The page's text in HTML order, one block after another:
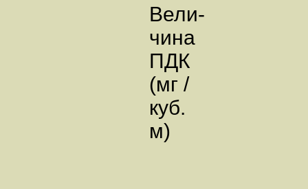
Вели-
чина
ПДК
(мг /
куб.
м)